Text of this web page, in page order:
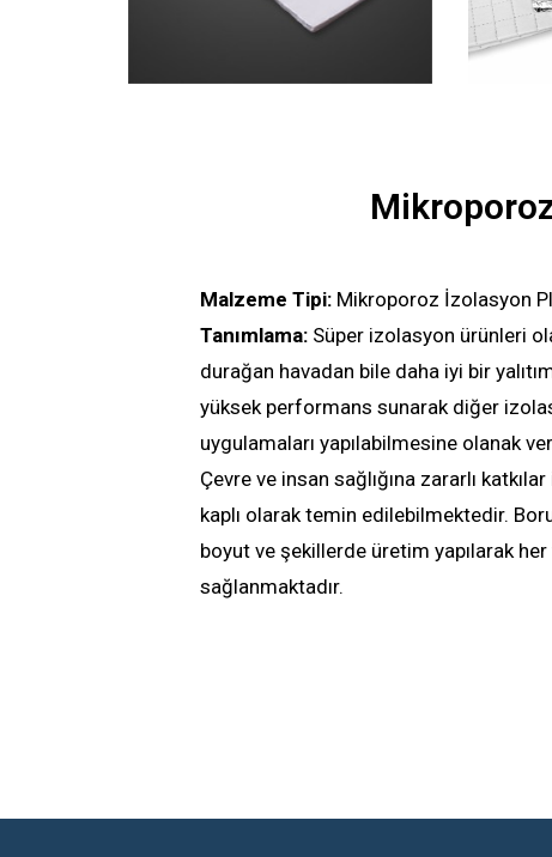
Malzeme Tipi: Mikroporoz İzolasyon
Tanımlama: Süper izolasyon ürünleri
durağan havadan bile daha iyi bir
yüksek performans sunarak diğer
uygulamaları yapılabilmesine olanak
Çevre ve insan sağlığına zararlı
kaplı olarak temin edilebilmektedir.
boyut ve şekillerde üretim yapılarak
sağlanmaktadır.